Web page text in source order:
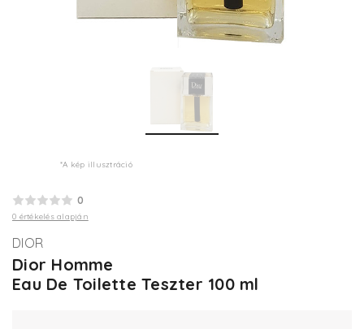
*A kép illusztráció
0
0 értékelés alapján
DIOR
Dior Homme
Eau De Toilette Teszter 100 ml